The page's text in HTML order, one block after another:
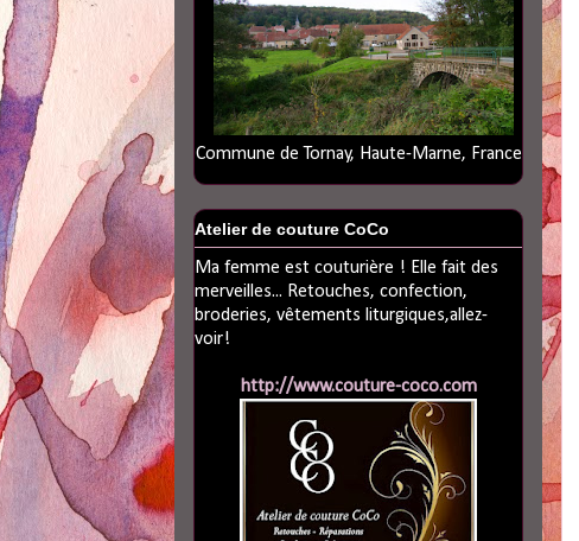
Commune de Tornay, Haute-Marne, France
Atelier de couture CoCo
Ma femme est couturière ! Elle fait des
merveilles... Retouches, confection,
broderies, vêtements liturgiques,allez-
voir!
http://www.couture-coco.com